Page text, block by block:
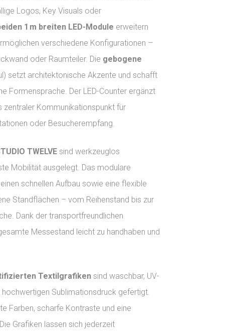
Logos, Key Visuals oder
1 m breiten LED-Module erweitern
verschiedene Konfigurationen –
oder Raumteiler. Die gebogene
setzt architektonische Akzente und schafft
Formensprache. Der LED-Counter ergänzt
zentraler Kommunikationspunkt für
oder Besucherempfang.
TWELVE sind werkzeuglos
Mobilität ausgelegt. Das modulare
schnellen Aufbau sowie eine flexible
Standflächen – vom Reihenstand bis zur
Dank der transportfreundlichen
Messestand leicht zu handhaben und
Textilgrafiken sind waschbar, UV-
Sublimationsdruck gefertigt.
Farben, scharfe Kontraste und eine
Grafiken lassen sich jederzeit